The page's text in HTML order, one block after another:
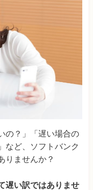
の？」「遅い場合の
など、ソフトバンク
りませんか？
遅い訳ではありませ